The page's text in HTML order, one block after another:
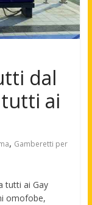
dal
ai
, Gamberetti per
tutti ai Gay
omofobe,